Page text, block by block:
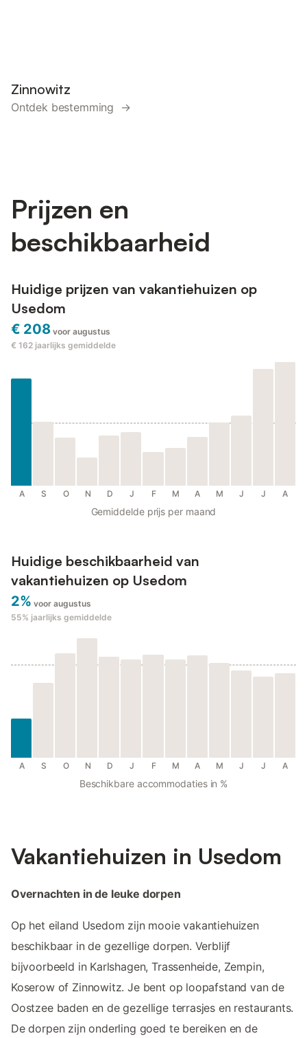
Zinnowitz
Ontdek bestemming →
Prijzen en
beschikbaarheid
Huidige prijzen van vakantiehuizen op
Usedom
€ 208 voor augustus
€ 162 jaarlijks gemiddelde
A S O N D J F M A M J J A
Gemiddelde prijs per maand
Huidige beschikbaarheid van
vakantiehuizen op Usedom
2% voor augustus
55% jaarlijks gemiddelde
A S O N D J F M A M J J A
Beschikbare accommodaties in %
Vakantiehuizen in Usedom
Overnachten in de leuke dorpen
Op het eiland Usedom zijn mooie vakantiehuizen
beschikbaar in de gezellige dorpen. Verblijf
bijvoorbeeld in Karlshagen, Trassenheide, Zempin,
Koserow of Zinnowitz. Je bent op loopafstand van de
Oostzee baden en de gezellige terrasjes en restaurants.
De dorpen zijn onderling goed te bereiken en de